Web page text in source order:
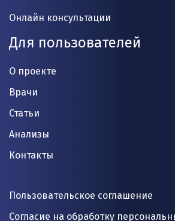
Онлайн консультации
Для пользователей
О проекте
Врачи
Статьи
Анализы
Контакты
Пользовательское соглашение
Согласие на обработку